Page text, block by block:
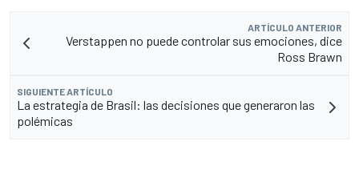
ARTÍCULO ANTERIOR
Verstappen no puede controlar sus emociones, dice
Ross Brawn
SIGUIENTE ARTÍCULO
La estrategia de Brasil: las decisiones que generaron las
polémicas